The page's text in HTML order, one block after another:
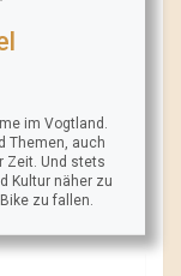
im Vogtland.
Themen, auch
Zeit. Und stets
Kultur näher zu
zu fallen.